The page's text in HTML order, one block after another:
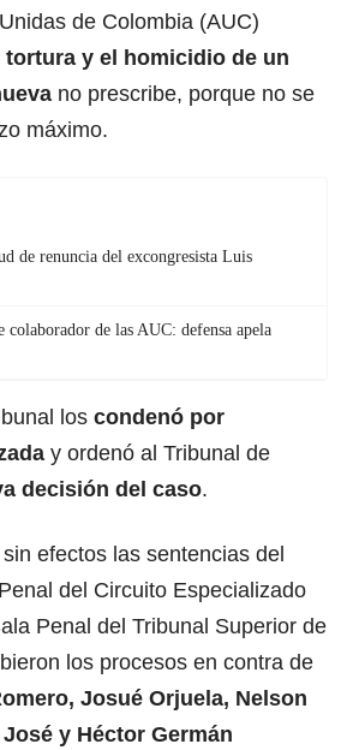
de Colombia (AUC)
tortura y el homicidio de un
no prescribe, porque no se
máximo.
de renuncia del excongresista Luis
colaborador de las AUC: defensa apela
los condenó por
y ordenó al Tribunal de
decisión del caso.
efectos las sentencias del
del Circuito Especializado
Penal del Tribunal Superior de
los procesos en contra de
Josué Orjuela, Nelson
y Héctor Germán